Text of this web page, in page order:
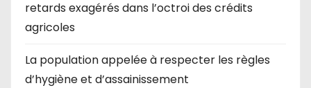
retards exagérés dans l’octroi des crédits
agricoles
La population appelée à respecter les règles
d’hygiène et d’assainissement